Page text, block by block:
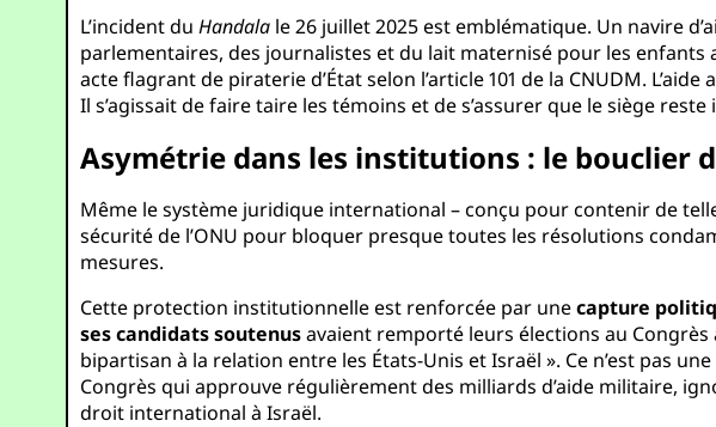
L’incident duHandala le 26 juillet 2025 est emblématique. Un navire
parlementaires, des journalistes et du lait maternisé pour les
acte flagrant de piraterie d’État selon l’article 101 de la CNUDM.
Il s’agissait de faire taire les témoins et de s’assurer que le siège reste
Asymétrie dans les institutions : le bouclier
Même le système juridique international – conçu pour contenir de
sécurité de l’ONU pour bloquer presque toutes les résolutions
mesures.
Cette protection institutionnelle est renforcée par unecapture
ses candidats soutenusavaient remporté leurs élections au
bipartisan à la relation entre les États-Unis et Israël ». Ce n’est pas
Congrès qui approuve régulièrement des milliards d’aide militaire,
droit international à Israël.